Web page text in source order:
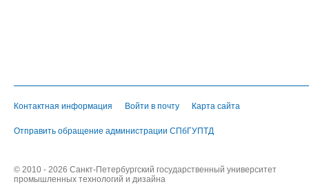
Контактная информация Войти в почту Карта сайта
Отправить обращение администрации СПбГУПТД
© 2010 - 2026 Санкт-Петербургский государственный университет
промышленных технологий и дизайна